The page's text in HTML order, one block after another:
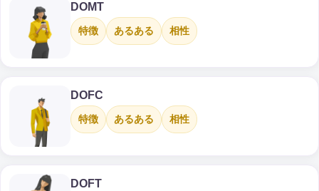
DOMT
特徴 あるある 相性
DOFC
特徴 あるある 相性
DOFT